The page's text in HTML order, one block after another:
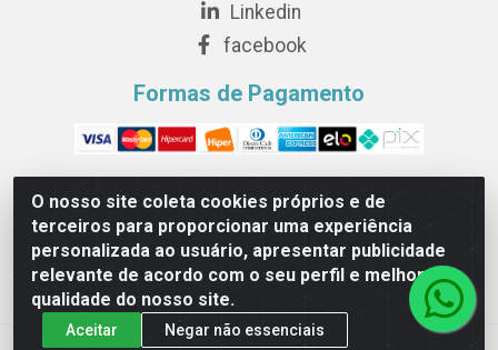
O nosso site coleta cookies próprios e de
terceiros para proporcionar uma experiência
personalizada ao usuário, apresentar publicidade
relevante de acordo com o seu perfil e melhorar a
qualidade do nosso site.
Aceitar Negar não essenciais
Linkedin
facebook
Formas de Pagamento
Novesete Distribuidora LTDA - Avenida Setecentos, S/N,
Terminal Intermodal da Serra, Serra/ES - CEP 29161-414 -
CNPJ 29.479.604/0001-44